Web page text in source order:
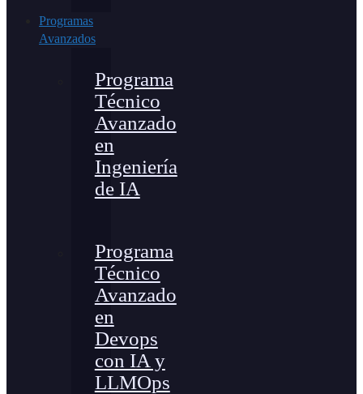
Programas
Avanzados
Programa
Técnico
Avanzado
en
Ingeniería
de IA
Programa
Técnico
Avanzado
en
Devops
con IA y
LLMOps